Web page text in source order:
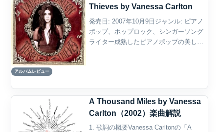
アルバムレビュー
Thieves by Vanessa Carlton
発売日: 2007年10月9日ジャンル: ピアノ
ポップ、ポップロック、シンガーソング
ライター成熟したピアノポップの美しさ
A Thousand Miles by Vanessa
Carlton（2002）楽曲解説
1. 歌詞の概要Vanessa Carltonの「A